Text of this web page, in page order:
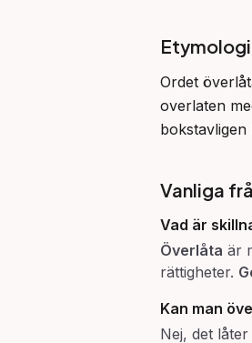
Etymologi
Ordet
overlaten
bokstavligen
Vanliga
Vad är
Överlåta är
rättigheter.
Kan man
Nej, det